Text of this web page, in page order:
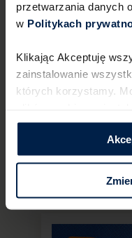
przetwarzania danych
w Politykach
Klikając Akceptuję
zainstalowanie
których korzystamy.
klikając Zmień